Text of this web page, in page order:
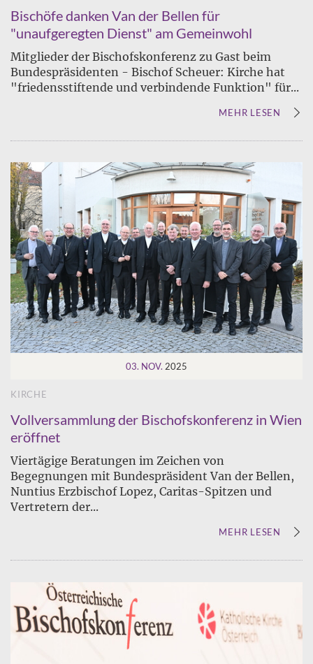
Bischöfe danken Van der Bellen für
"unaufgeregten Dienst" am Gemeinwohl
Mitglieder der Bischofskonferenz zu Gast beim
Bundespräsidenten - Bischof Scheuer: Kirche hat
"friedensstiftende und verbindende Funktion" für...
MEHR LESEN
03. NOV. 2025
KIRCHE
Vollversammlung der Bischofskonferenz in Wien
eröffnet
Viertägige Beratungen im Zeichen von
Begegnungen mit Bundespräsident Van der Bellen,
Nuntius Erzbischof Lopez, Caritas-Spitzen und
Vertretern der...
MEHR LESEN